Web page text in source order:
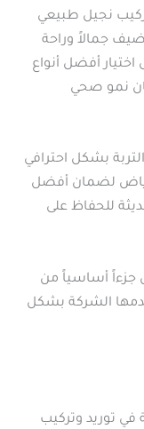
نجيل طبيعي
جمالاً وراحة
أفضل أنواع
نمو صحي
بشكل احترافي
لضمان أفضل
للحفاظ على
جزءاً أساسياً من
الشركة بشكل
توريد وتركيب